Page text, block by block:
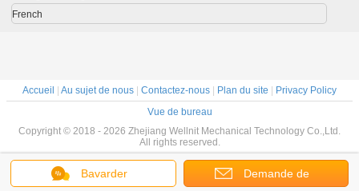
Bavarder Demande de
French
Accueil Au sujet de nous Contactez-nous Plan du site
Privacy Policy
Vue de bureau
Copyright © 2018 - 2026 Zhejiang Wellnit Mechanical Technology Co.,Ltd.
All rights reserved.